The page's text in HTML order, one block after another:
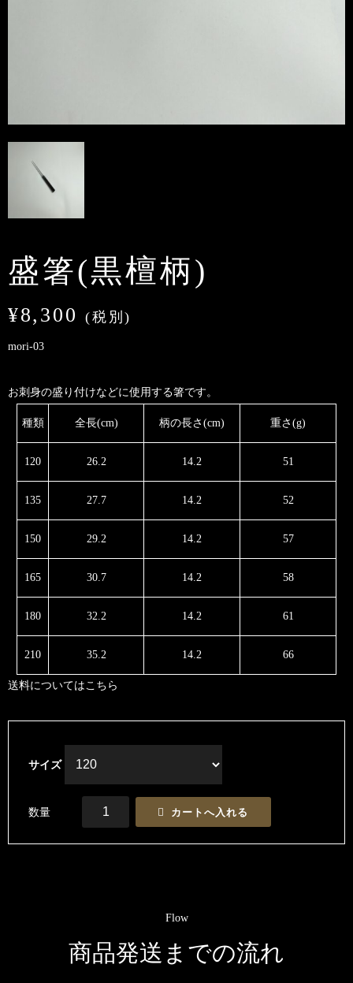
盛箸(黒檀柄)
¥8,300 (税別)
mori-03
お刺身の盛り付けなどに使用する箸です。
種類 全長(cm) 柄の長さ(cm) 重さ(g)
120 26.2 14.2 51
135 27.7 14.2 52
150 29.2 14.2 57
165 30.7 14.2 58
180 32.2 14.2 61
210 35.2 14.2 66
送料については こちら
サイズ
数量
Flow
商品発送までの流れ